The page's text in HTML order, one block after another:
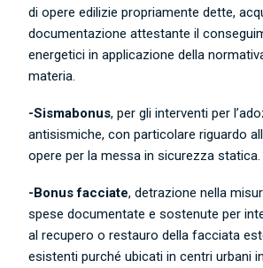
di opere edilizie propriamente dette,
documentazione attestante il
energetici in applicazione della
materia.
-Sismabonus, per gli interventi per
antisismiche, con particolare riguardo
opere per la messa in sicurezza statica.
-Bonus facciate, detrazione nella
spese documentate e sostenute per
al recupero o restauro della facciata
esistenti purché ubicati in centri urbani